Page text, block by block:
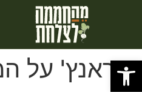
פתח סרגל
בראנץ' על